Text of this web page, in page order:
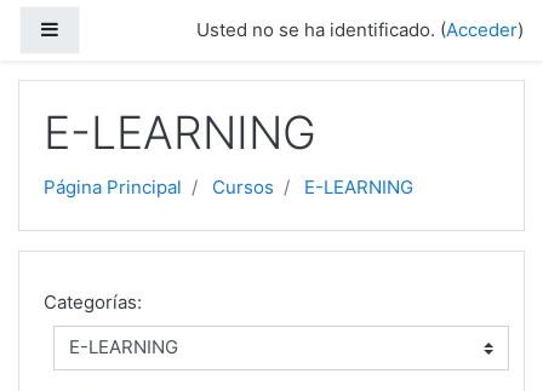
Usted no se ha identificado. (Acceder)
E-LEARNING
Página Principal Cursos E-LEARNING
Categorías: